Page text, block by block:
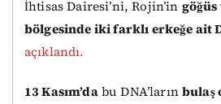
İhtisas Dairesi’ni, Rojin’in
bölgesinde iki farklı erkeğe ait
açıklandı.
13 Kasım’dabu DNA’larınbulaş